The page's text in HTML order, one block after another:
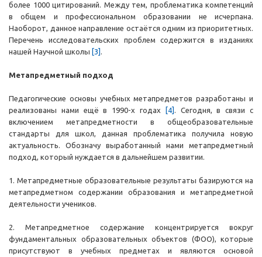
более 1000 цитирований. Между тем, проблематика компетенций
в общем и профессиональном образовании не исчерпана.
Наоборот, данное направление остаётся одним из приоритетных.
Перечень исследовательских проблем содержится в изданиях
нашей Научной школы [3] .
Метапредметный подход
Педагогические основы учебных метапредметов разработаны и
реализованы нами ещё в 1990-х годах
[4] . Сегодня, в связи с
включением метапредметности в общеобразовательные
стандарты для школ, данная проблематика получила новую
актуальность. Обозначу выработанный нами метапредметный
подход, который нуждается в дальнейшем развитии.
1. Метапредметные образовательные результаты базируются на
метапредметном содержании образования и метапредметной
деятельности учеников.
2. Метапредметное содержание концентрируется вокруг
фундаментальных образовательных объектов (ФОО), которые
присутствуют в учебных предметах и являются основой